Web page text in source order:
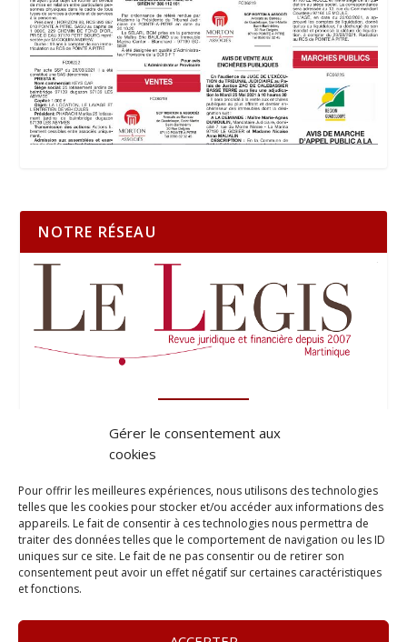
Gérer le consentement aux
cookies
Pour offrir les meilleures expériences, nous utilisons des technologies
telles que les cookies pour stocker et/ou accéder aux informations des
appareils. Le fait de consentir à ces technologies nous permettra de
traiter des données telles que le comportement de navigation ou les ID
uniques sur ce site. Le fait de ne pas consentir ou de retirer son
consentement peut avoir un effet négatif sur certaines caractéristiques
et fonctions.
NOTRE RÉSEAU